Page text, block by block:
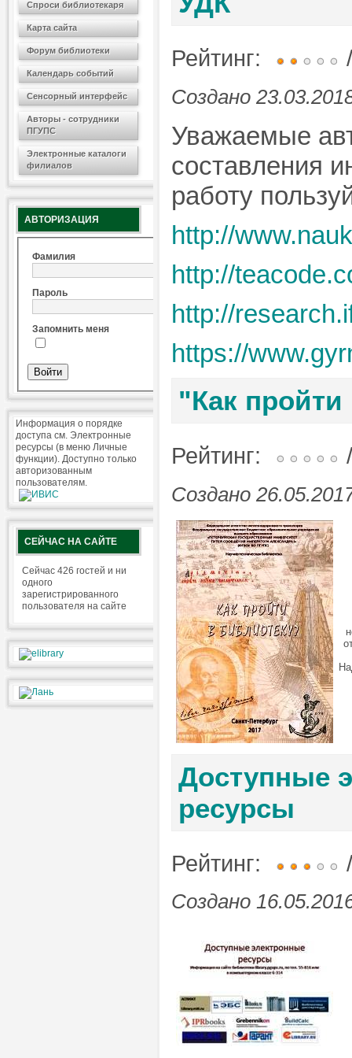
Спроси библиотекаря
Карта сайта
Форум библиотеки
Календарь событий
Сенсорный интерфейс
Авторы - сотрудники
ПГУПС
Электронные каталоги
филиалов
АВТОРИЗАЦИЯ
Фамилия
Пароль
Запомнить меня
Информация о порядке
доступа см. Электронные
ресурсы (в меню Личные
функции). Доступно только
авторизованным
пользователям.
СЕЙЧАС НА САЙТЕ
Сейчас 426 гостей и ни
одного
зарегистрированного
пользователя на сайте
Рейтинг:
Создано
Уважаемые
составления
работу
http://
http://
http://
https://
"Как
Рейтинг:
Создано
Доступные
ресурсы
Рейтинг:
Создано